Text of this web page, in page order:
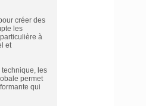
créer des
les
à
et
les
permet
qui